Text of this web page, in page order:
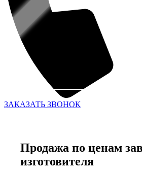
ЗАКАЗАТЬ ЗВОНОК
Продажа по ценам
изготовителя